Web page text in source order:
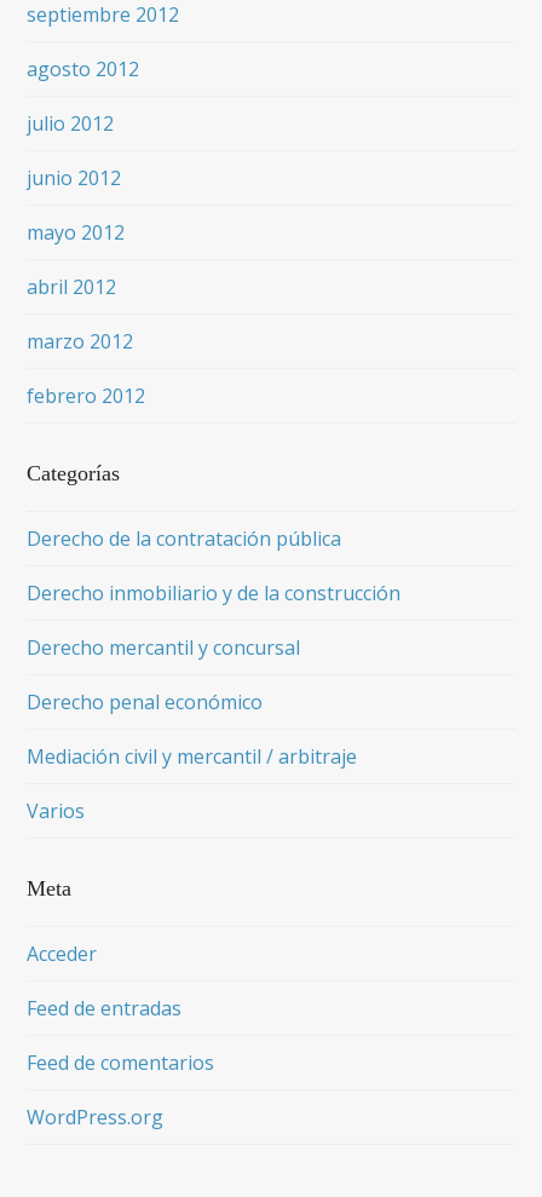
septiembre 2012
agosto 2012
julio 2012
junio 2012
mayo 2012
abril 2012
marzo 2012
febrero 2012
Categorías
Derecho de la contratación pública
Derecho inmobiliario y de la construcción
Derecho mercantil y concursal
Derecho penal económico
Mediación civil y mercantil / arbitraje
Varios
Meta
Acceder
Feed de entradas
Feed de comentarios
WordPress.org